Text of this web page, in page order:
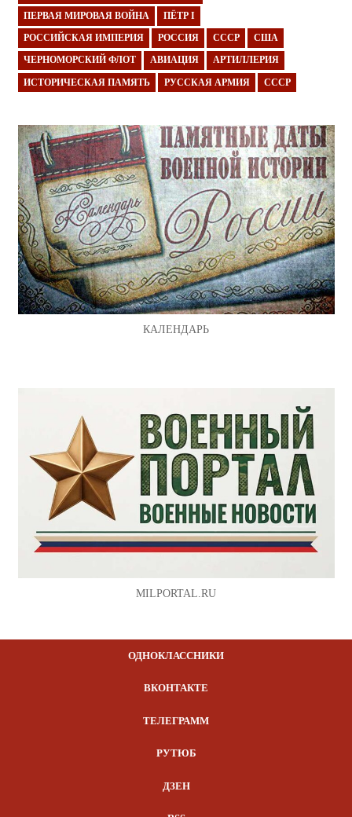
ПЕРВАЯ МИРОВАЯ ВОЙНА ПЁТР I
РОССИЙСКАЯ ИМПЕРИЯ РОССИЯ СССР США
ЧЕРНОМОРСКИЙ ФЛОТ АВИАЦИЯ АРТИЛЛЕРИЯ
ИСТОРИЧЕСКАЯ ПАМЯТЬ РУССКАЯ АРМИЯ СССР
КАЛЕНДАРЬ
MILPORTAL.RU
ОДНОКЛАССНИКИ
ВКОНТАКТЕ
ТЕЛЕГРАММ
РУТЮБ
ДЗЕН